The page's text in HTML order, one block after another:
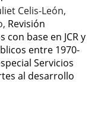
Celis-León,
Revisión
base en JCR y
entre 1970-
Servicios
al desarrollo